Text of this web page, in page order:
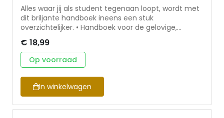
Alles waar jij als student tegenaan loopt, wordt met
dit briljante handboek ineens een stuk
overzichtelijker. • Handboek voor de gelovige,
arme, bewuste, slimme en vooral zorgeloze student.
• Met inspiratie op allerlei gebieden. Hoe kook je
lekker, gezond en goedkoop? Waar vind je andere
gelovige studenten? Hoe benut je jouw vierkante
meters optimaal? Wat te doen met de heikele
thema’s seks, drugs en alcohol? Hoe houd je jouw
studiebol (en lijf) fit? En hoe doe je dat allemaal ook
nog een beetje relaxt?
€ 18,99
Op voorraad
In winkelwagen